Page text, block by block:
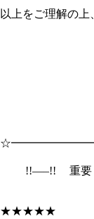
以上をご理解の上
!!—–!! 重要
★★★★★